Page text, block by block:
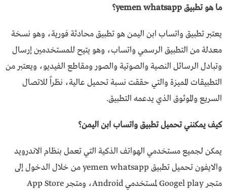
ما هو تطبيق yemen whatsapp ؟
يعتبر تطبيق واتساب ابن اليمن هو تطبيق محادثة فورية، وهو نسخة
معدلة من التطبيق الرسمي واتساب، وهو يتيح للمستخدمين إرسال
وتبادل الرسائل النصية والصوتية والصور ومقاطع الفيديو، ويعتبر من
التطبيقات المميزة والتي حققت نسبة تحميل عالية، نظراً للاتصال
السريع والموثوق الذي يدعمه التطبيق.
كيف يمكنني تحميل تطبيق واتساب ابن اليمن؟
يمكن لجميع مستخدمي الهواتف الذكية التي تعمل بنظام الاندرويد
والايفون تحميل تطبيق yemen whatsapp من خلال الدخول إلى
متجر Googel play لمستخدمي Android، ومتجر App Store